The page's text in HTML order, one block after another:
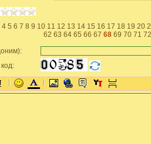
4 5 6 7 8 9 10 11 12 13 14 15 16 17 18 19 20
62 63 64 65 66 67 68 69 70 71 72